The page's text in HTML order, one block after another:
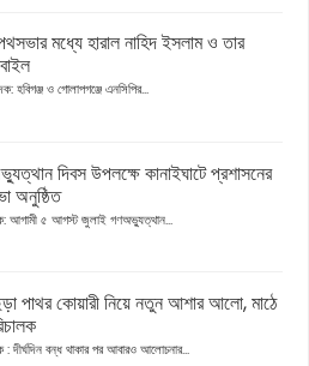
মধ্যে হারাল নাহিদ ইসলাম ও তার
হবিগঞ্জ ও গোলাপগঞ্জে এনসিপির...
দিবস উপলক্ষে কানাইঘাটে প্রশাসনের
অনুষ্ঠিত
আগামী ৫ আগস্ট জুলাই গণঅভ্যুত্থান...
পাথর কোয়ারী নিয়ে নতুন আশার আলো, মাঠে
: দীর্ঘদিন বন্ধ থাকার পর আবারও আলোচনার...